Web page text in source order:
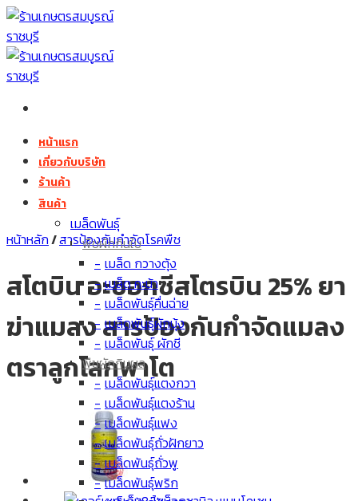
Skip
to
content
หน้าแรก
เกี่ยวกับบริษัท
ร้านค้า
สินค้า
เมล็ดพันธุ์
พืชผักกินใบ
เมล็ด กวางตุ้ง
เมล็ด คะน้า
เมล็ดพันธุ์คื่นฉ่าย
เมล็ดพันธุ์ผักบุ้ง
เมล็ดพันธุ์ ผักชี
พืชผักกินผล
เมล็ดพันธุ์แตงกวา
เมล็ดพันธุ์แตงร้าน
เมล็ดพันธุ์แฟง
เมล็ดพันธุ์ถั่วฝักยาว
เมล็ดพันธุ์ถั่วพู
เมล็ดพันธุ์พริก
หน้าหลัก/สารป้องกันกำจัดโรคพืช
สโตบิน อะซอกซีสโตรบิน 25% ยา
ฆ่าแมลง สารป้องกันกำจัดแมลง
ตราลูกโลกพาโต